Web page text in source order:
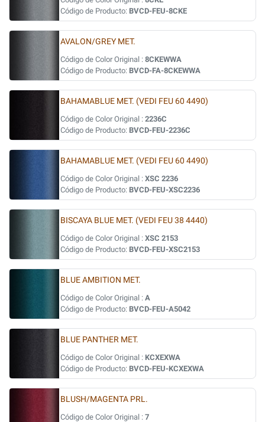
Código de Producto: BVCD-FEU-8CKE
AVALON/GREY MET.
Código de Color Original : 8CKEWWA
Código de Producto: BVCD-FA-8CKEWWA
BAHAMABLUE MET. (VEDI FEU 60 4490)
Código de Color Original : 2236C
Código de Producto: BVCD-FEU-2236C
BAHAMABLUE MET. (VEDI FEU 60 4490)
Código de Color Original : XSC 2236
Código de Producto: BVCD-FEU-XSC2236
BISCAYA BLUE MET. (VEDI FEU 38 4440)
Código de Color Original : XSC 2153
Código de Producto: BVCD-FEU-XSC2153
BLUE AMBITION MET.
Código de Color Original : A
Código de Producto: BVCD-FEU-A5042
BLUE PANTHER MET.
Código de Color Original : KCXEXWA
Código de Producto: BVCD-FEU-KCXEXWA
BLUSH/MAGENTA PRL.
Código de Color Original : 7